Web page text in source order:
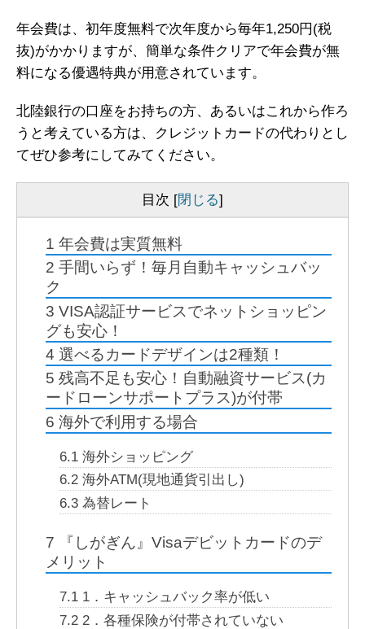
年会費は、初年度無料で次年度から毎年1,250円(税
抜)がかかりますが、簡単な条件クリアで年会費が無
料になる優遇特典が用意されています。
北陸銀行の口座をお持ちの方、あるいはこれから作ろ
うと考えている方は、クレジットカードの代わりとし
てぜひ参考にしてみてください。
目次 [閉じる]
1 年会費は実質無料
2 手間いらず！毎月自動キャッシュバッ
ク
3 VISA認証サービスでネットショッピン
グも安心！
4 選べるカードデザインは2種類！
5 残高不足も安心！自動融資サービス(カ
ードローンサポートプラス)が付帯
6 海外で利用する場合
6.1 海外ショッピング
6.2 海外ATM(現地通貨引出し)
6.3 為替レート
7 『しがぎん』Visaデビットカードのデ
メリット
7.1 1．キャッシュバック率が低い
7.2 2．各種保険が付帯されていない